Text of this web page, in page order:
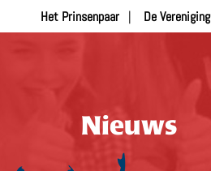
Nieuws
Het Prinsenpaar De Vereniging